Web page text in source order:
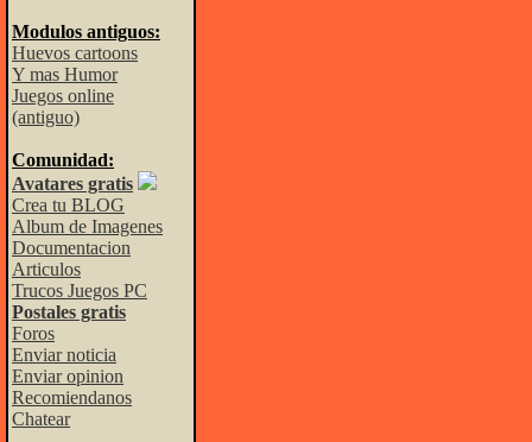
Modulos antiguos:
Huevos cartoons
Y mas Humor
Juegos online
(antiguo)
Comunidad:
Avatares gratis
Crea tu BLOG
Album de Imagenes
Documentacion
Articulos
Trucos Juegos PC
Postales gratis
Foros
Enviar noticia
Enviar opinion
Recomiendanos
Chatear